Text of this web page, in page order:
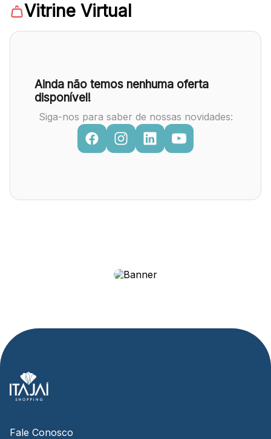
Vitrine Virtual
Ainda não temos nenhuma oferta
disponível!
Siga-nos para saber de nossas novidades:
Fale Conosco